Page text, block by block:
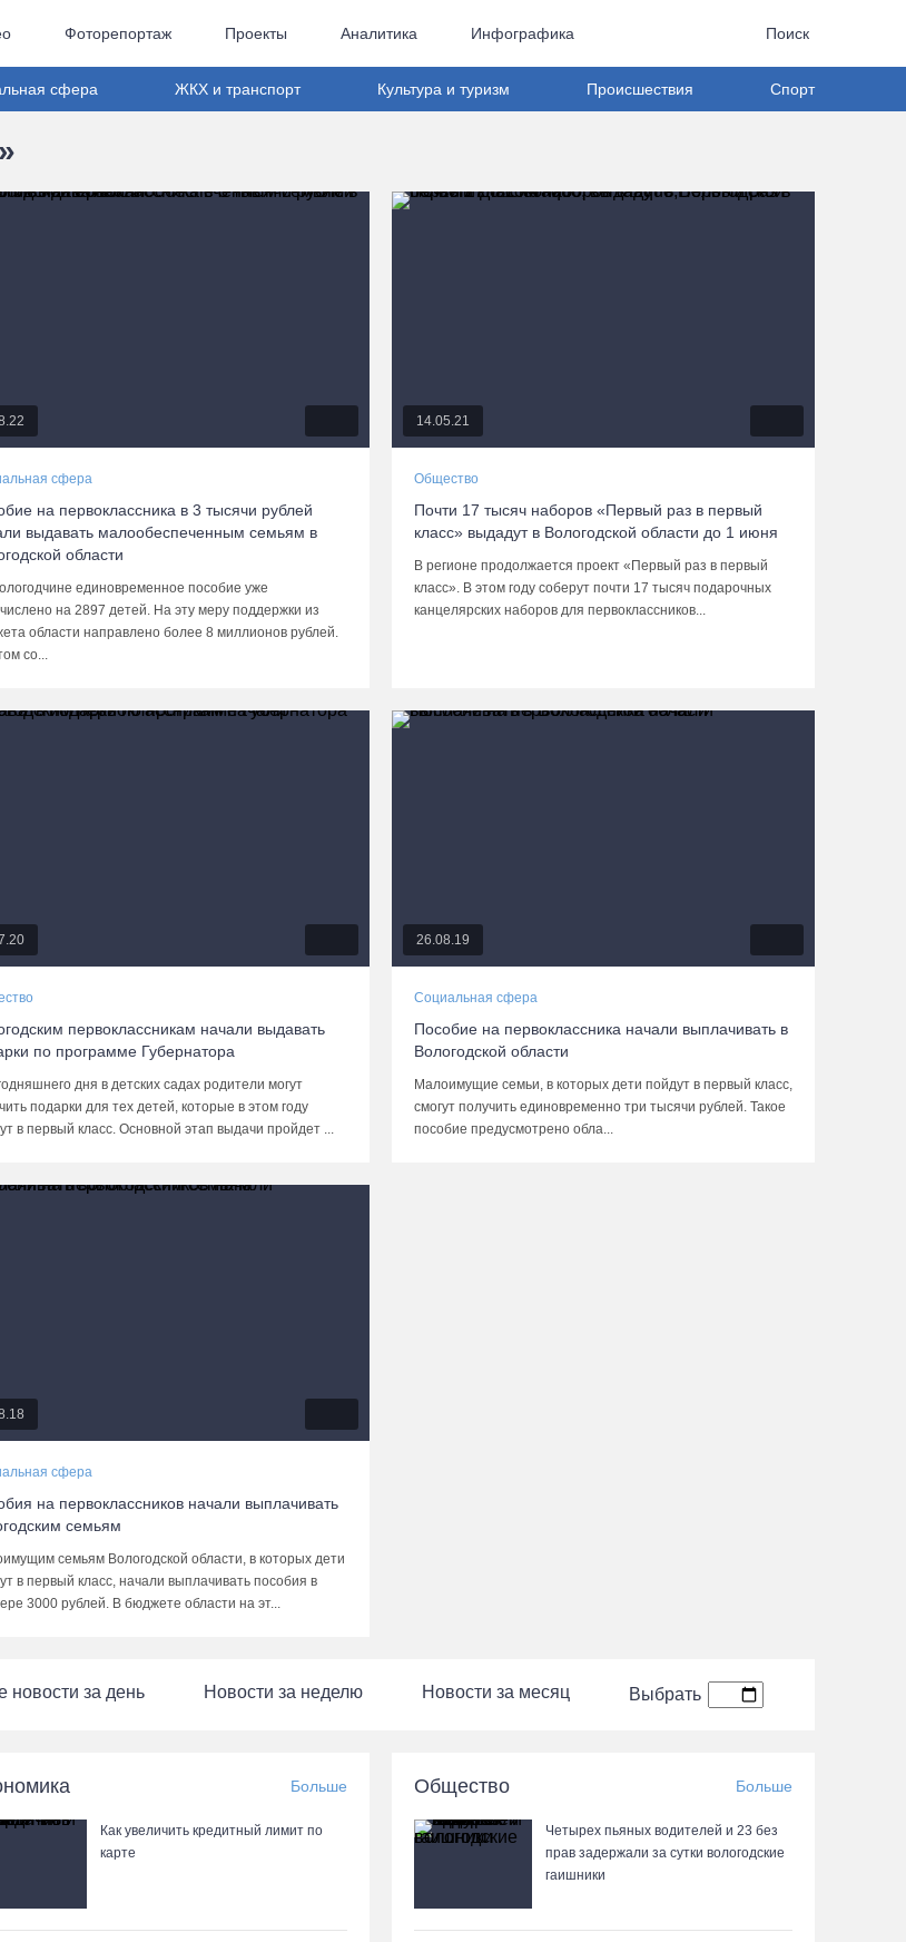
Фоторепортаж Проекты Аналитика Инфографика Поиск
сфера ЖКХ и транспорт Культура и туризм Происшествия Спорт
сфера
на первоклассника в 3 тысячи рублей
выдавать малообеспеченным семьям в
области
единовременное пособие уже
на 2897 детей. На эту меру поддержки из
области направлено более 8 миллионов рублей.
со...
14.05.21
Общество
Почти 17 тысяч наборов «Первый раз в первый
класс» выдадут в Вологодской области до 1 июня
В регионе продолжается проект «Первый раз в первый
класс». В этом году соберут почти 17 тысяч подарочных
канцелярских наборов для первоклассников...
первоклассникам начали выдавать
по программе Губернатора
дня в детских садах родители могут
подарки для тех детей, которые в этом году
в первый класс. Основной этап выдачи пройдет ...
26.08.19
Социальная сфера
Пособие на первоклассника начали выплачивать в
Вологодской области
Малоимущие семьи, в которых дети пойдут в первый класс,
смогут получить единовременно три тысячи рублей. Такое
пособие предусмотрено обла...
сфера
на первоклассников начали выплачивать
семьям
семьям Вологодской области, в которых дети
в первый класс, начали выплачивать пособия в
3000 рублей. В бюджете области на эт...
новости за день Новости за неделю Новости за месяц Выбрать
Больше
Как увеличить кредитный лимит по
карте
Общество Больше
Четырех пьяных водителей и 23 без
прав задержали за сутки вологодские
гаишники